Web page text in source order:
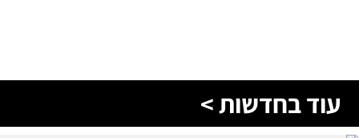
עוד בחדשות >